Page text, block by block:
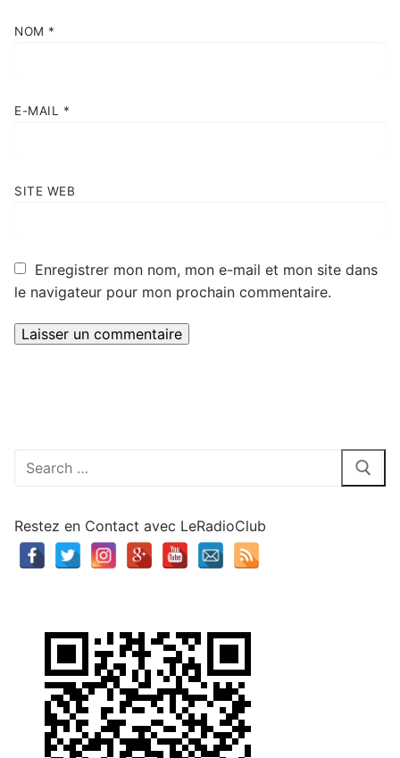
NOM *
E-MAIL *
SITE WEB
Enregistrer mon nom, mon e-mail et mon site dans
le navigateur pour mon prochain commentaire.
Rechercher
Restez en Contact avec LeRadioClub